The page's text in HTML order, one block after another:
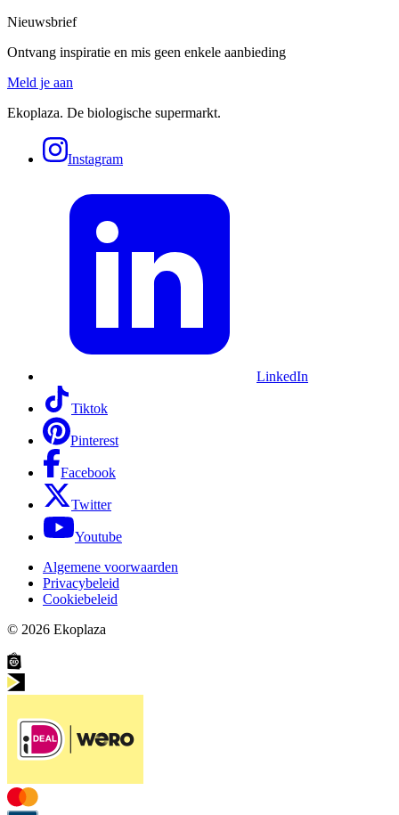
Nieuwsbrief
Ontvang inspiratie en mis geen enkele aanbieding
Meld je aan
Ekoplaza. De biologische supermarkt.
Instagram
LinkedIn
Tiktok
Pinterest
Facebook
Twitter
Youtube
Algemene voorwaarden
Privacybeleid
Cookiebeleid
© 2026 Ekoplaza